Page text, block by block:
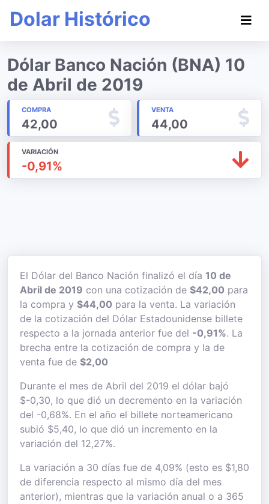
Dolar Histórico
Dólar Banco Nación (BNA) 10
de Abril de 2019
COMPRA
42,00
VENTA
44,00
VARIACIÓN
-0,91%
El Dólar del Banco Nación finalizó el día 10 de
Abril de 2019 con una cotización de $42,00 para
la compra y $44,00 para la venta. La variación
de la cotización del Dólar Estadounidense billete
respecto a la jornada anterior fue del -0,91%. La
brecha entre la cotización de compra y la de
venta fue de $2,00
Durante el mes de Abril del 2019 el dólar bajó
$-0,30, lo que dió un decremento en la variación
del -0,68%. En el año el billete norteamericano
subió $5,40, lo que dió un incremento en la
variación del 12,27%.
La variación a 30 días fue de 4,09% (esto es $1,80
de diferencia respecto al mismo día del mes
anterior), mientras que la variación anual o a 365